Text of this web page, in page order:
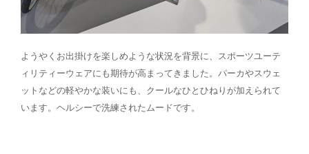
ようやくお出掛けを楽しめような状況を背景に、スポーツユーテ
ィリティーウェアにも期待が高まってきました。パーカやスウェ
ットなどの軽やかな装いにも、クールなひとひねりが加えられて
います。ヘルシーで洗練されたムードです。